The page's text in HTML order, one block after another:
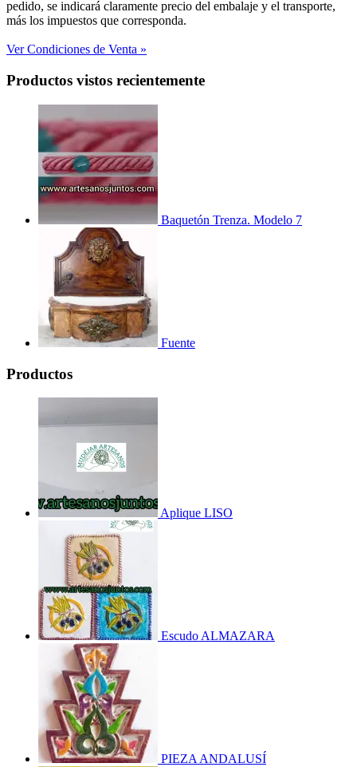
pedido, se indicará claramente precio del embalaje y el transporte,
más los impuestos que corresponda.
Ver Condiciones de Venta »
Productos vistos recientemente
Baquetón Trenza. Modelo 7
Fuente
Productos
Aplique LISO
Escudo ALMAZARA
PIEZA ANDALUSÍ